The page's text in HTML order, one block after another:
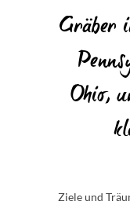
Gräber
Ohio,
Ziele und